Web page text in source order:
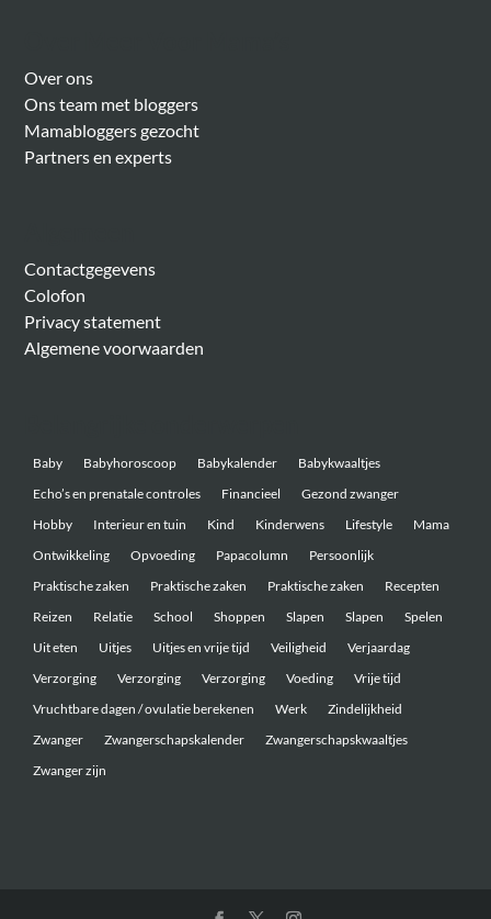
Over ons
Ons team met bloggers
Mamabloggers gezocht
Partners en experts
Contactgegevens
Colofon
Privacy statement
Algemene voorwaarden
Baby Babyhoroscoop Babykalender
Babykwaaltjes
Echo’s en prenatale controles
Financieel
Gezond zwanger
Hobby
Interieur en tuin Kind Kinderwens Lifestyle
Mama
Ontwikkeling
Opvoeding Papacolumn
Persoonlijk
Praktische zaken
Praktische zaken Praktische zaken
Recepten
Reizen
Relatie School Shoppen Slapen Slapen
Spelen
Uit eten
Uitjes Uitjes en vrije tijd Veiligheid
Verjaardag
Verzorging
Verzorging Verzorging Voeding
Vrije tijd
Vruchtbare dagen / ovulatie berekenen
Werk
Zindelijkheid
Zwanger
Zwangerschapskalender
Zwangerschapskwaaltjes
Zwanger zijn